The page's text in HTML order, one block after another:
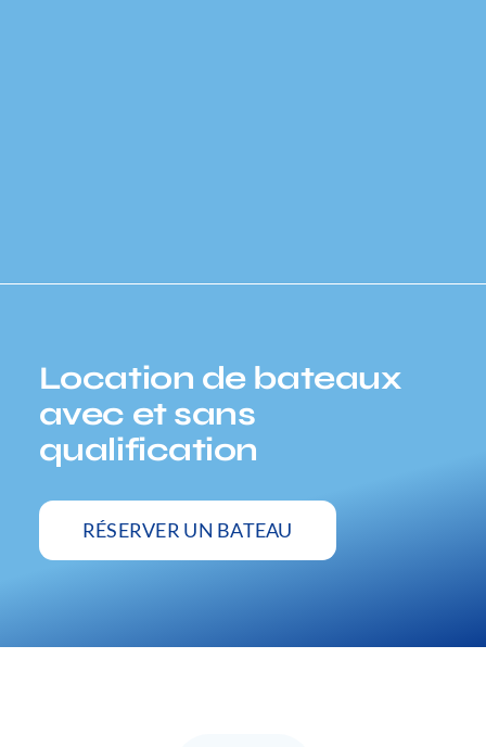
Location de bateaux
avec et sans
qualification
RÉSERVER UN BATEAU